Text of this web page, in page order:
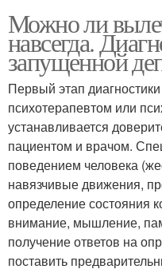
Можно ли
навсегда.
запущенной
Первый этап
психотерапевтом или
устанавливается
пациентом и врачом.
поведением человека
навязчивые движения,
определение состояния
внимание, мышление,
получение ответов на
поставить